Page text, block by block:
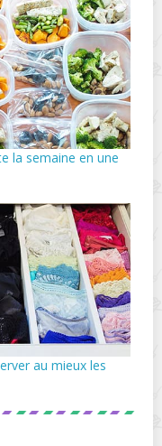
la semaine en une
au mieux les